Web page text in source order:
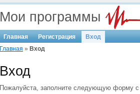
Мои программы
Главная Регистрация
Вход
Главная » Вход
Вход
Пожалуйста, заполните следующую форму